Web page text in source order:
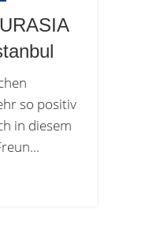
so positiv
in diesem